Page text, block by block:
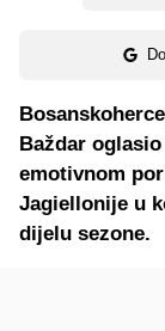
Baždar
emotivnom
Jagiellonije u
dijelu sezone.